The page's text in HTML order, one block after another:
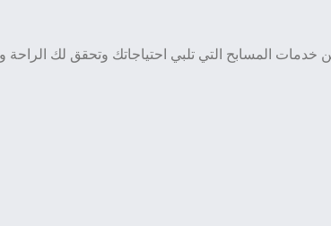
المسابح التي تلبي احتياجاتك وتحقق لك الراحة